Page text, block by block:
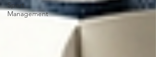
Sport
Management